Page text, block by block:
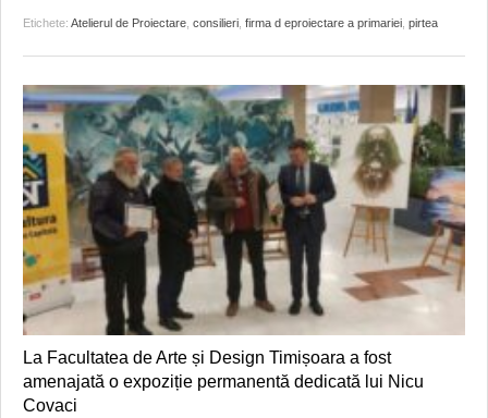
Etichete: Atelierul de Proiectare consilieri firma d eproiectare a primariei pirtea
La Facultatea de Arte și Design Timișoara a fost
amenajată o expoziție permanentă dedicată lui Nicu
Covaci